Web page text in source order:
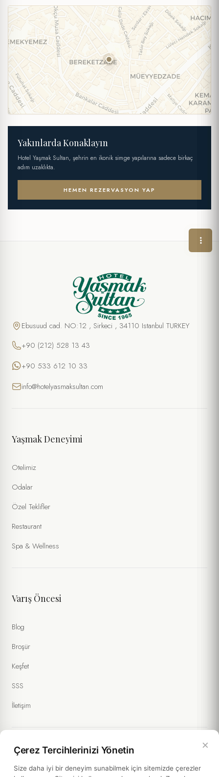
Yakınlarda Konaklayın
Hotel Yaşmak Sultan, şehrin en ikonik simge yapılarına sadece birkaç
adım uzaklıkta.
HEMEN REZERVASYON YAP
Ebusuud cad. NO:12 , Sirkeci , 34110 Istanbul TURKEY
+90 (212) 528 13 43
+90 533 612 10 33
info@hotelyasmaksultan.com
Yaşmak Deneyimi
Otelimiz
Odalar
Özel Teklifler
Restaurant
Spa & Wellness
Varış Öncesi
Blog
Broşür
Keşfet
SSS
İletişim
Yasal Bilgiler
×
Çerez Tercihlerinizi Yönetin
Size daha iyi bir deneyim sunabilmek için sitemizde çerezler